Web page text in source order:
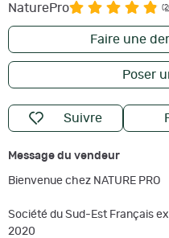
NaturePro
Faire une
Poser
Suivre
Message du vendeur
Bienvenue chez NATURE PRO
Société du Sud-Est Français
2020